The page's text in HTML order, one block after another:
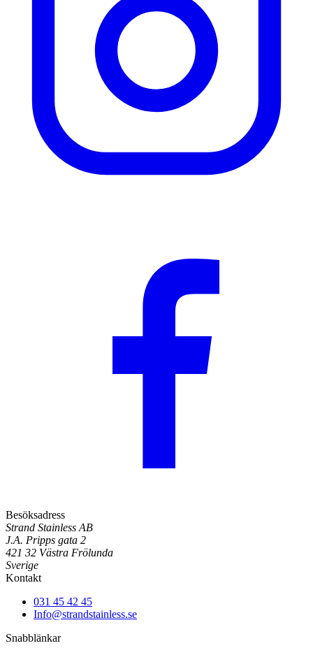
Besöksadress
Strand Stainless AB
J.A. Pripps gata 2
421 32 Västra Frölunda
Sverige
Kontakt
031 45 42 45
Info@strandstainless.se
Snabblänkar